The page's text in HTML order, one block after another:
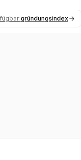
gründungsindex